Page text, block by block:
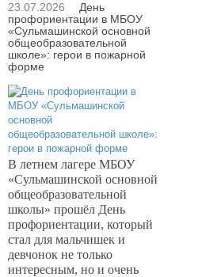
23.07.2026
День
профориентации в МБОУ
«Сульмашинской основной
общеобразовательной
школе»: герои в пожарной
форме
В летнем лагере МБОУ
«Сульмашинской основной
общеобразовательной
школы» прошёл День
профориентации, который
стал для мальчишек и
девчонок не только
интересным, но и очень